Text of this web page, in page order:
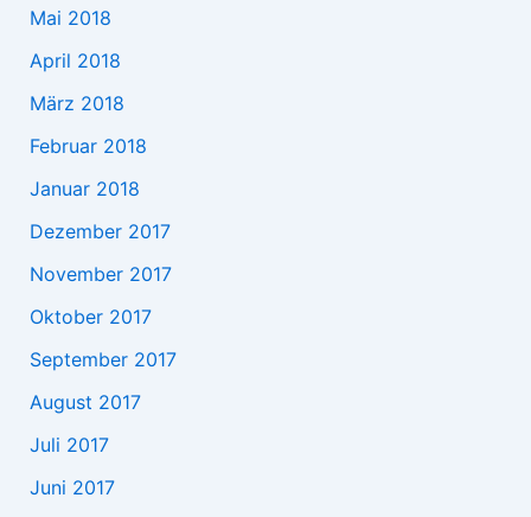
Mai 2018
April 2018
März 2018
Februar 2018
Januar 2018
Dezember 2017
November 2017
Oktober 2017
September 2017
August 2017
Juli 2017
Juni 2017